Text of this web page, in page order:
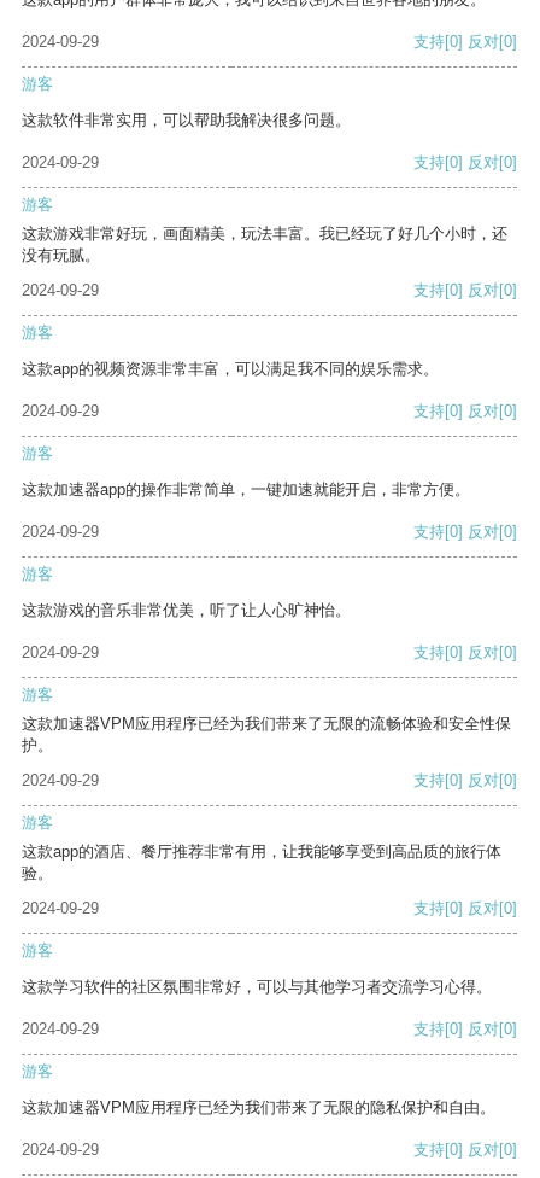
2024-09-29 支持[0] 反对[0]
游客
这款软件非常实用，可以帮助我解决很多问题。
2024-09-29 支持[0] 反对[0]
游客
这款游戏非常好玩，画面精美，玩法丰富。我已经玩了好几个小时，还
没有玩腻。
2024-09-29
支持[0] 反对[0]
游客
这款app的视频资源非常丰富，可以满足我不同的娱乐需求。
2024-09-29 支持[0] 反对[0]
游客
这款加速器app的操作非常简单，一键加速就能开启，非常方便。
2024-09-29 支持[0] 反对[0]
游客
这款游戏的音乐非常优美，听了让人心旷神怡。
2024-09-29 支持[0] 反对[0]
游客
这款加速器VPM应用程序已经为我们带来了无限的流畅体验和安全性保
护。
2024-09-29
支持[0] 反对[0]
游客
这款app的酒店、餐厅推荐非常有用，让我能够享受到高品质的旅行体
验。
2024-09-29
支持[0] 反对[0]
游客
这款学习软件的社区氛围非常好，可以与其他学习者交流学习心得。
2024-09-29 支持[0] 反对[0]
游客
这款加速器VPM应用程序已经为我们带来了无限的隐私保护和自由。
2024-09-29 支持[0] 反对[0]